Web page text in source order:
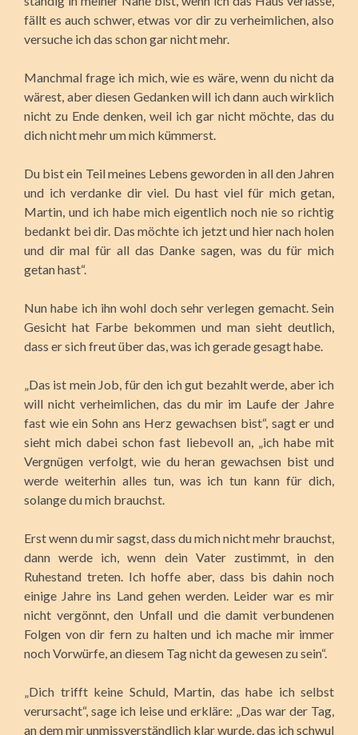
fällt es auch schwer, etwas vor dir zu verheimlichen, also
versuche ich das schon gar nicht mehr.
Manchmal frage ich mich, wie es wäre, wenn du nicht da
wärest, aber diesen Gedanken will ich dann auch wirklich
nicht zu Ende denken, weil ich gar nicht möchte, das du
dich nicht mehr um mich kümmerst.
Du bist ein Teil meines Lebens geworden in all den Jahren
und ich verdanke dir viel. Du hast viel für mich getan,
Martin, und ich habe mich eigentlich noch nie so richtig
bedankt bei dir. Das möchte ich jetzt und hier nach holen
und dir mal für all das Danke sagen, was du für mich
getan hast“.
Nun habe ich ihn wohl doch sehr verlegen gemacht. Sein
Gesicht hat Farbe bekommen und man sieht deutlich,
dass er sich freut über das, was ich gerade gesagt habe.
„Das ist mein Job, für den ich gut bezahlt werde, aber ich
will nicht verheimlichen, das du mir im Laufe der Jahre
fast wie ein Sohn ans Herz gewachsen bist“, sagt er und
sieht mich dabei schon fast liebevoll an, „ich habe mit
Vergnügen verfolgt, wie du heran gewachsen bist und
werde weiterhin alles tun, was ich tun kann für dich,
solange du mich brauchst.
Erst wenn du mir sagst, dass du mich nicht mehr brauchst,
dann werde ich, wenn dein Vater zustimmt, in den
Ruhestand treten. Ich hoffe aber, dass bis dahin noch
einige Jahre ins Land gehen werden. Leider war es mir
nicht vergönnt, den Unfall und die damit verbundenen
Folgen von dir fern zu halten und ich mache mir immer
noch Vorwürfe, an diesem Tag nicht da gewesen zu sein“.
„Dich trifft keine Schuld, Martin, das habe ich selbst
verursacht“, sage ich leise und erkläre: „Das war der Tag,
an dem mir unmissverständlich klar wurde, das ich schwul